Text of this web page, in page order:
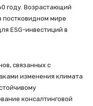
году. Возрастающий
постковидном мире
ESG-инвестиций в
связанных с
изменения климата
консалтинговой